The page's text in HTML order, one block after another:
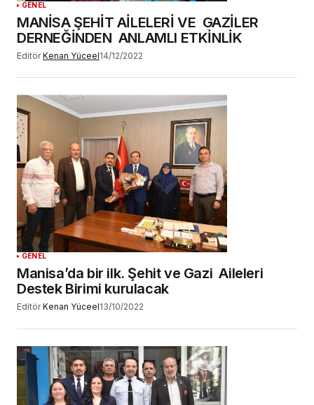
GENEL
MANİSA ŞEHİT AİLELERİ VE GAZİLER
DERNEĞİNDEN ANLAMLI ETKİNLİK
Editör Kenan Yüceel14/12/2022
GENEL
Manisa’da bir ilk. Şehit ve Gazi Aileleri
Destek Birimi kurulacak
Editör Kenan Yüceel13/10/2022